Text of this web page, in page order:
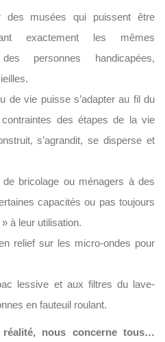
des musées qui puissent être
exactement les mêmes
personnes handicapées,
de vie puisse s’adapter au fil du
des étapes de la vie
s’agrandit, se disperse et
bricolage ou ménagers à des
capacités ou pas toujours
à leur utilisation.
relief sur les micro-ondes pour
lessive et aux filtres du lave-
en fauteuil roulant.
réalité, nous concerne tous…